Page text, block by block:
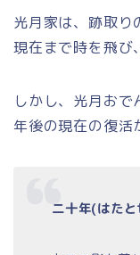
光月家は、跡取
現在まで時を飛び
しかし、光月お
年後の現在の復活
二十年(はた